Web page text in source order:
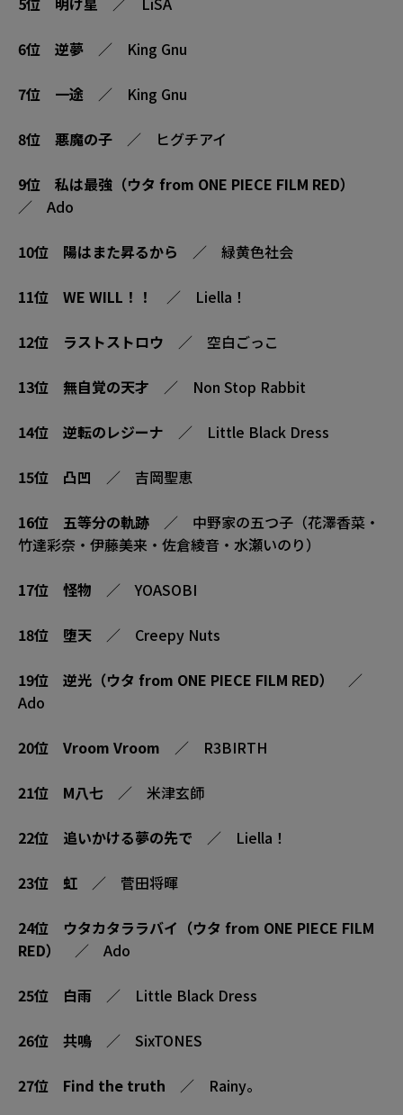
6位 逆夢 ／ King Gnu
7位 一途 ／ King Gnu
8位 悪魔の子 ／ ヒグチアイ
9位
私は最強（ウタ from ONE PIECE FILM RED）
／ Ado
10位 陽はまた昇るから ／ 緑黄色社会
11位 WE WILL！！ ／ Liella！
12位 ラストストロウ ／ 空白ごっこ
13位 無自覚の天才 ／ Non Stop Rabbit
14位 逆転のレジーナ ／ Little Black Dress
15位 凸凹 ／ 吉岡聖恵
16位 五等分の軌跡 ／ 中野家の五つ子（花澤香菜・
竹達彩奈・伊藤美来・佐倉綾音・水瀬いのり）
17位 怪物 ／ YOASOBI
18位 堕天 ／ Creepy Nuts
19位 逆光（ウタ from ONE PIECE FILM RED）
／
Ado
20位 Vroom Vroom ／ R3BIRTH
21位 M八七 ／ 米津玄師
22位 追いかける夢の先で ／ Liella！
23位 虹 ／ 菅田将暉
24位
ウタカタララバイ（ウタ from ONE PIECE FILM
RED）
／ Ado
25位 白雨 ／ Little Black Dress
26位 共鳴 ／ SixTONES
27位 Find the truth ／ Rainy。